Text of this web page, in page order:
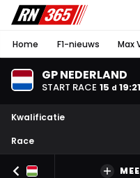
Home F1-nieuws Max
GP NEDERLAND
START RACE 15 d 19:21
Kwalificatie
Race